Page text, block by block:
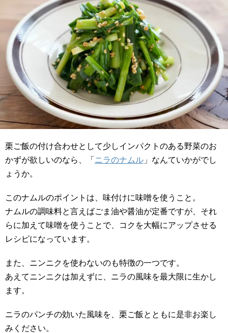
栗ご飯の付け合わせとして少しインパクトのある野菜のお
かずが欲しいのなら、「 ニラのナムル 」なんていかがでし
ょうか。
このナムルのポイントは、味付けに味噌を使うこと。
ナムルの調味料と言えばごま油や醤油が定番ですが、それ
らに加えて味噌を使うことで、コクを大幅にアップさせる
レシピになっています。
また、ニンニクを使わないのも特徴の一つです。
あえてニンニクは加えずに、ニラの風味を最大限に生かし
ます。
ニラのパンチの効いた風味を、栗ご飯とともに是非お楽し
みください。